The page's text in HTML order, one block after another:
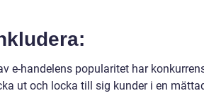
e-handelens popularitet har
ut och locka till sig kunder i en